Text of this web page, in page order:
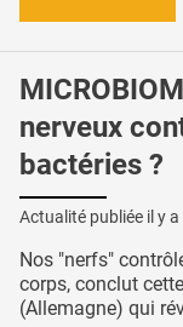
nerveux
bactéries ?
Actualité publiée il y a
Nos "nerfs"
corps, conclut
(Allemagne) qui